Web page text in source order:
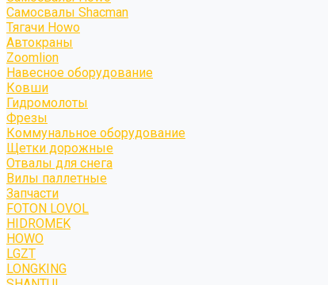
Самосвалы Shacman
Тягачи Howo
Автокраны
Zoomlion
Навесное оборудование
Ковши
Гидромолоты
Фрезы
Коммунальное оборудование
Щетки дорожные
Отвалы для снега
Вилы паллетные
Запчасти
FOTON LOVOL
HIDROMEK
HOWO
LGZT
LONGKING